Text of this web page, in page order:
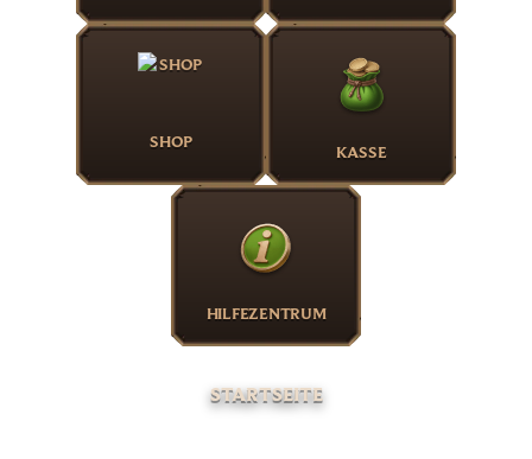
SHOP KASSE
HILFEZENTRUM
STARTSEITE